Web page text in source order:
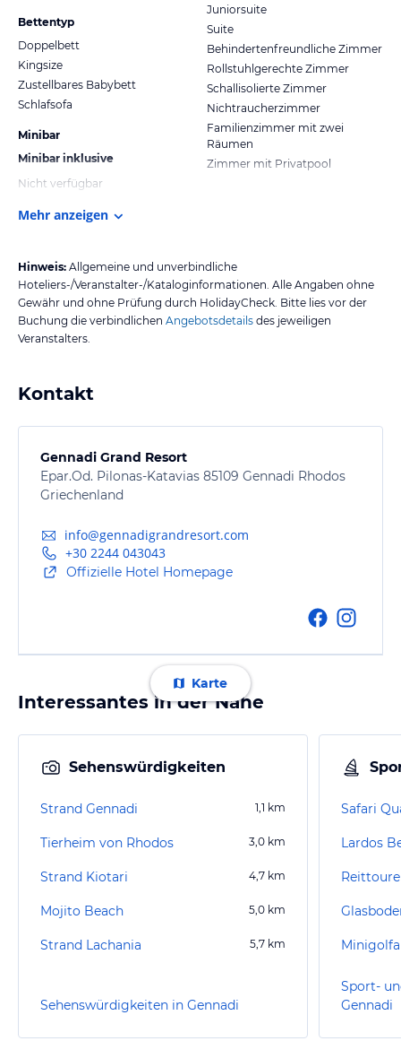
Bettentyp
Doppelbett
Kingsize
Zustellbares Babybett
Schlafsofa
Minibar
Minibar inklusive
Nicht verfügbar
Juniorsuite
Suite
Behindertenfreundliche Zimmer
Rollstuhlgerechte Zimmer
Schallisolierte Zimmer
Nichtraucherzimmer
Familienzimmer mit zwei
Räumen
Zimmer mit Privatpool
Mehr anzeigen
Hinweis: Allgemeine und unverbindliche
Hoteliers-/Veranstalter-/Kataloginformationen. Alle Angaben ohne
Gewähr und ohne Prüfung durch HolidayCheck. Bitte lies vor der
Buchung die verbindlichen Angebotsdetails des jeweiligen
Veranstalters.
Kontakt
Gennadi Grand Resort
Epar.Od. Pilonas-Katavias 85109 Gennadi Rhodos
Griechenland
info@gennadigrandresort.com
+30 2244 043043
Offizielle Hotel Homepage
Karte
Interessantes in der Nähe
Sehenswürdigkeiten
Strand Gennadi 1,1 km
Tierheim von Rhodos 3,0 km
Strand Kiotari 4,7 km
Mojito Beach 5,0 km
Strand Lachania 5,7 km
Sehenswürdigkeiten in Gennadi
Safari
Lardos
Sport-
Gennadi